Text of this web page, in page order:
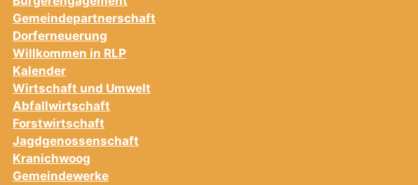
Gemeindepartnerschaft
Dorferneuerung
Willkommen in RLP
Kalender
Wirtschaft und Umwelt
Abfallwirtschaft
Forstwirtschaft
Jagdgenossenschaft
Kranichwoog
Gemeindewerke